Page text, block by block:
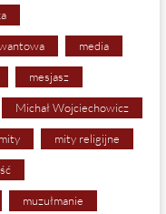
media
mesjasz
Michał Wojciechowicz
mity mity religijne
muzułmanie